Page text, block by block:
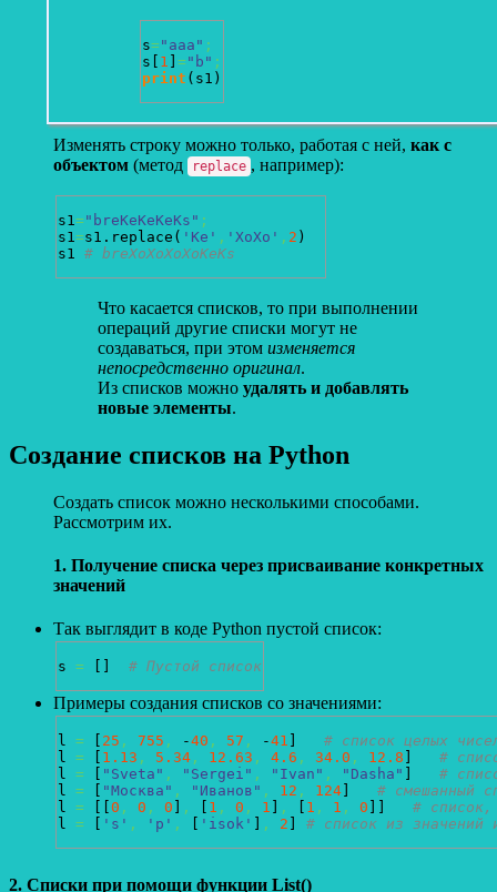
s="aaa" ;
s
1 ="b" ;
print ( s1 )
Изменять строку можно только, работая с ней, как с
объектом (метод replace , например):
s1="breKeKeKeKs" ;
s1=s1. replace ( 'Ke' , 'XoXo' , 2 )
s1 # breXoXoXoXoKeKs
Что касается списков, то при выполнении
операций другие списки могут не
создаваться, при этом изменяется
непосредственно оригинал.
Из списков можно удалять и добавлять
новые элементы.
Создание списков на Python
Создать список можно несколькими способами.
Рассмотрим их.
1. Получение списка через присваивание конкретных
значений
Так выглядит в коде Python пустой список:
s = # Пустой список
Примеры создания списков со значениями:
l = 25 , 755 , -40 , 57 , -41
# список целых
l = 1.13 , 5.34 , 12.63 , 4.6 , 34.0 , 12.8
#
l = "Sveta" , "Sergei" , "Ivan" , "Dasha"
#
l = "Москва" , "Иванов" , 12 , 124
# смешанный
l = 0 , 0 , 0 , 1 , 0 , 1 , 1 , 1 , 0
# список,
l = 's' , 'p' , 'isok' , 2 # список из значений
2. Списки при помощи функции List()